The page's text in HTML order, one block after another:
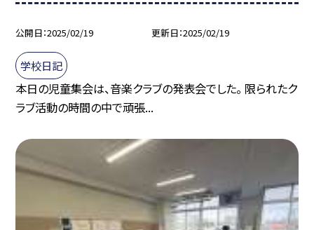
公開日 2025/02/19 更新日 2025/02/19
学校日記
本日の児童集会は、音楽クラブの発表会でした。 限られたク
ラブ活動の時間の中で頑張...